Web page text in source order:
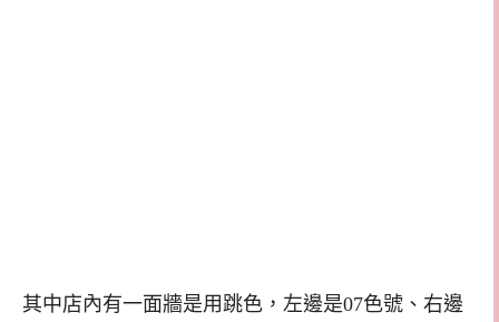
其中店內有一面牆是用跳色，左邊是07色號、右邊